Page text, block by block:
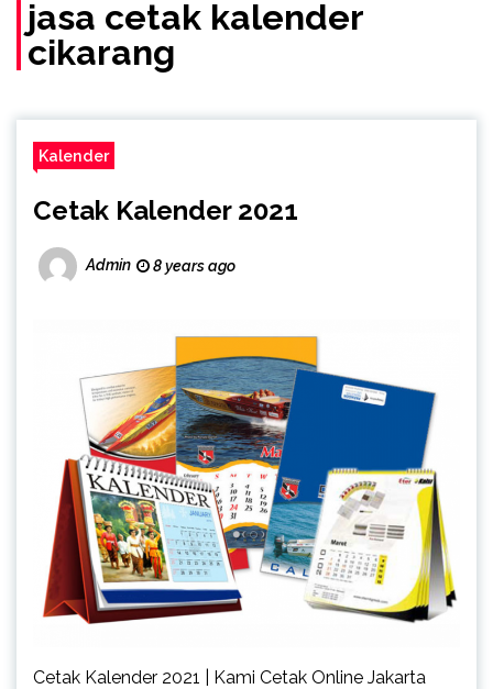
jasa cetak kalender
cikarang
Kalender
Cetak Kalender 2021
Admin 8 years ago
Cetak Kalender 2021 | Kami Cetak Online Jakarta